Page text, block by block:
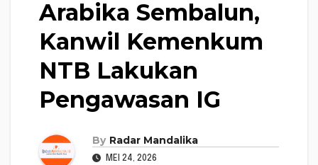
Arabika Sembalun,
Kanwil Kemenkum
NTB Lakukan
Pengawasan IG
By Radar Mandalika
MEI 24, 2026